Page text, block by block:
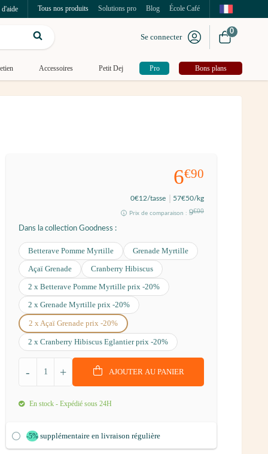
Tous nos produits Solutions pro Blog École Café
Se connecter
0
Accessoires Petit Dej Pro Bons plans
6€90
0€12/tasse 57€50/kg
Prix de comparaison : 9€00
Dans la collection Goodness :
Betterave Pomme Myrtille
Grenade Myrtille
Açaï Grenade
Cranberry Hibiscus
2 x Betterave Pomme Myrtille prix -20%
2 x Grenade Myrtille prix -20%
2 x Açaï Grenade prix -20%
2 x Cranberry Hibiscus Eglantier prix -20%
+
- AJOUTER AU PANIER
En stock - Expédié sous 24H
-5% supplémentaire en livraison régulière